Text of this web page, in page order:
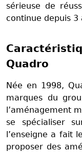
sérieuse de
continue depuis 3
Quadro
Née en 1998,
marques du
l’aménagement
se spécialiser
l’enseigne a fait
proposer des